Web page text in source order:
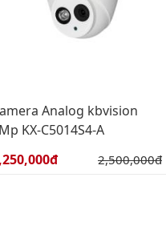
Analog kbvision
KX-C5014S4-A
bán:
Giá gốc:
2,500,000đ